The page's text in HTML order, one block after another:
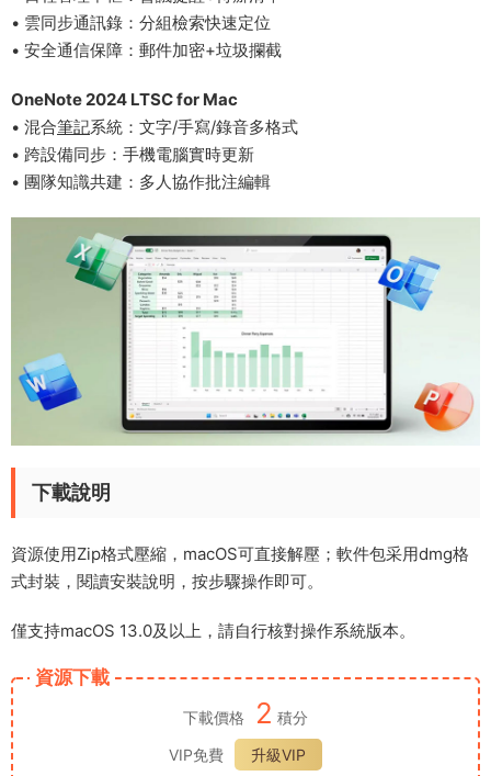
• 雲同步通訊錄：分組檢索快速定位
• 安全通信保障：郵件加密+垃圾攔截
​OneNote 2024 LTSC​​ for Mac
• 混合筆記系統：文字/手寫/錄音多格式
• 跨設備同步：手機電腦實時更新
• 團隊知識共建：多人協作批注編輯
下載說明
資源使用Zip格式壓縮，macOS可直接解壓；軟件包采用dmg格
式封裝，閱讀安裝說明，按步驟操作即可。
僅支持macOS 13.0及以上，請自行核對操作系統版本。
資源下載
下載價格 2 積分
VIP免費
升級VIP